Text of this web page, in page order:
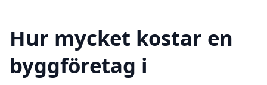
Hur mycket kostar en
byggföretag i